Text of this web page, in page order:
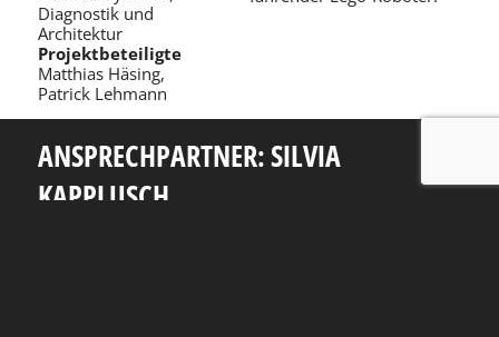
Diagnostik und
Architektur
Projektbeteiligte
Matthias Häsing,
Patrick Lehmann
ANSPRECHPARTNER: SILVIA
KAPPLUSCH